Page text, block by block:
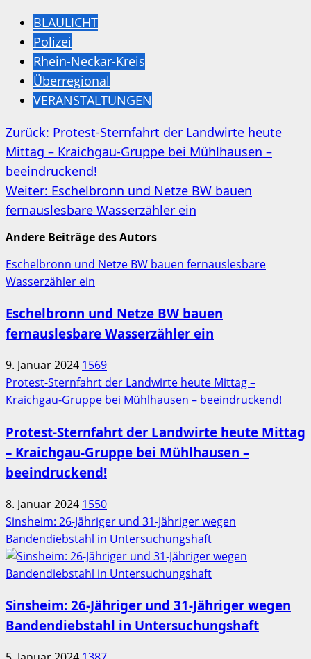
BLAULICHT
Polizei
Rhein-Neckar-Kreis
Überregional
VERANSTALTUNGEN
Beitragsnavigation
Zurück: Protest-Sternfahrt der Landwirte heute
Mittag – Kraichgau-Gruppe bei Mühlhausen –
beeindruckend!
Weiter: Eschelbronn und Netze BW bauen
fernauslesbare Wasserzähler ein
Andere Beiträge des Autors
Eschelbronn und Netze BW bauen fernauslesbare
Wasserzähler ein
Eschelbronn und Netze BW bauen
fernauslesbare Wasserzähler ein
9. Januar 2024 1569
Protest-Sternfahrt der Landwirte heute Mittag –
Kraichgau-Gruppe bei Mühlhausen – beeindruckend!
Protest-Sternfahrt der Landwirte heute Mittag
– Kraichgau-Gruppe bei Mühlhausen –
beeindruckend!
8. Januar 2024 1550
Sinsheim: 26-Jähriger und 31-Jähriger wegen
Bandendiebstahl in Untersuchungshaft
Sinsheim: 26-Jähriger und 31-Jähriger wegen
Bandendiebstahl in Untersuchungshaft